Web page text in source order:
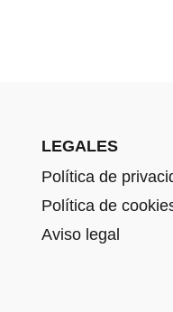
LEGALES
Política de
Política de
Aviso legal